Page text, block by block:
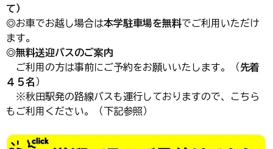
て）
◎お車でお越し場合は本学駐車場を無料でご利用いただけ
ます。
◎無料送迎バスのご案内
ご利用の方は事前にご予約をお願いいたします。（ 先着
４５名 ）
※秋田駅発の路線バスも運行しておりますので、こちら
もご利用ください。（下記参照）